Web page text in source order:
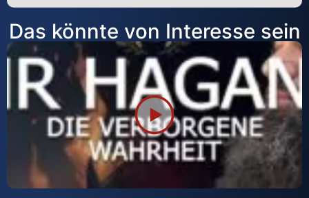
Alternative:
Das könnte von Interesse sein